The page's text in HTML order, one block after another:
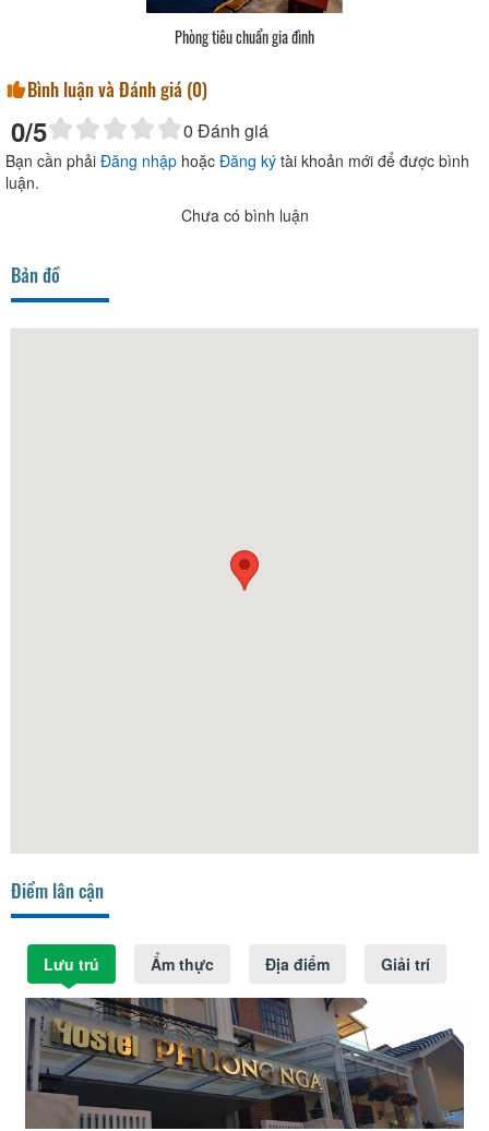
Phòng tiêu chuẩn gia đình
Bình luận và Đánh giá (0)
0/5 0 Đánh giá
Bạn cần phải Đăng nhập hoặc Đăng ký tài khoản mới để được bình
luận.
Chưa có bình luận
Bản đồ
Điểm lân cận
Lưu trú Ẩm thực Địa điểm Giải trí